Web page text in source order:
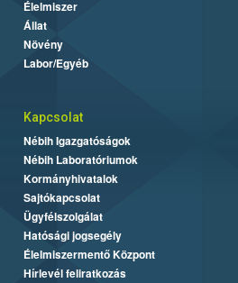
Élelmiszer
Állat
Növény
Labor/Egyéb
Kapcsolat
Nébih Igazgatóságok
Nébih Laboratóriumok
Kormányhivatalok
Sajtókapcsolat
Ügyfélszolgálat
Hatósági jogsegély
Élelmiszermentő Központ
Hírlevél feliratkozás